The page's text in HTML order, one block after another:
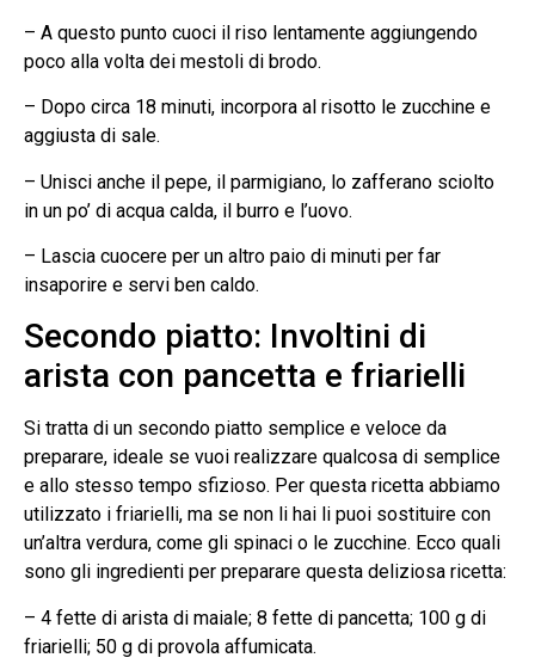
– A questo punto cuoci il riso lentamente aggiungendo
poco alla volta dei mestoli di brodo.
– Dopo circa 18 minuti, incorpora al risotto le zucchine e
aggiusta di sale.
– Unisci anche il pepe, il parmigiano, lo zafferano sciolto
in un po’ di acqua calda, il burro e l’uovo.
– Lascia cuocere per un altro paio di minuti per far
insaporire e servi ben caldo.
Secondo piatto: Involtini di
arista con pancetta e friarielli
Si tratta di un secondo piatto semplice e veloce da
preparare, ideale se vuoi realizzare qualcosa di semplice
e allo stesso tempo sfizioso. Per questa ricetta abbiamo
utilizzato i friarielli, ma se non li hai li puoi sostituire con
un’altra verdura, come gli spinaci o le zucchine. Ecco quali
sono gli ingredienti per preparare questa deliziosa ricetta:
– 4 fette di arista di maiale; 8 fette di pancetta; 100 g di
friarielli; 50 g di provola affumicata.